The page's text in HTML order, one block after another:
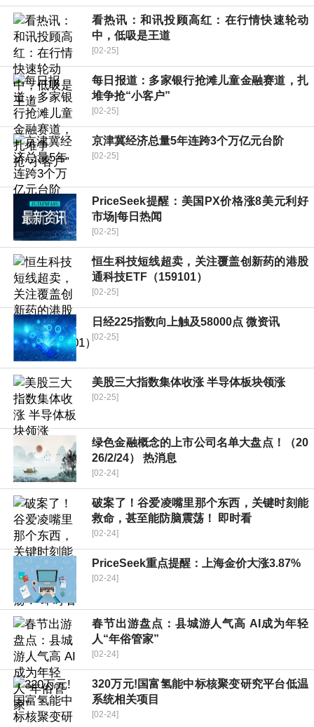
看热讯：和讯投顾高红：在行情快速轮动
中，低吸是王道
[02-25]
每日报道：多家银行抢滩儿童金融赛道，扎
堆争抢“小客户”
[02-25]
京津冀经济总量5年连跨3个万亿元台阶
[02-25]
PriceSeek提醒：美国PX价格涨8美元利好
市场|每日热闻
[02-25]
恒生科技短线超卖，关注覆盖创新药的港股
通科技ETF（159101）
[02-25]
日经225指数向上触及58000点 微资讯
[02-25]
美股三大指数集体收涨 半导体板块领涨
[02-25]
绿色金融概念的上市公司名单大盘点！（20
26/2/24） 热消息
[02-24]
破案了！谷爱凌嘴里那个东西，关键时刻能
救命，甚至能防脑震荡！ 即时看
[02-24]
PriceSeek重点提醒：上海金价大涨3.87%
[02-24]
春节出游盘点：县城游人气高 AI成为年轻
人“年俗管家”
[02-24]
320万元!国富氢能中标核聚变研究平台低温
系统相关项目
[02-24]